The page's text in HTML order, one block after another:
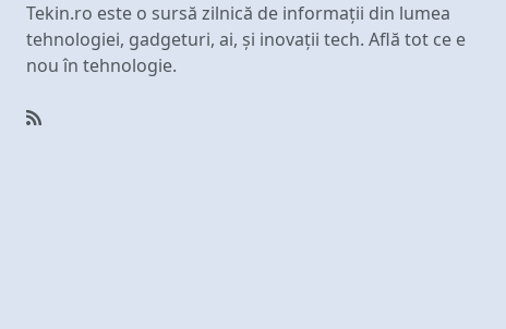
Tekin.ro este o sursă zilnică de informații din lumea
tehnologiei, gadgeturi, ai, și inovații tech. Află tot ce e
nou în tehnologie.